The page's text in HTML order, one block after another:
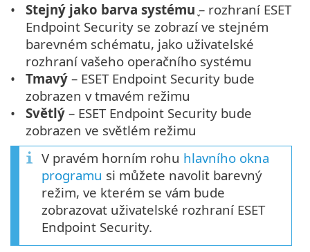
Stejný jako barva systému ֪– rozhraní ESET
Endpoint Security se zobrazí ve stejném
barevném schématu, jako uživatelské
rozhraní vašeho operačního systému
Tmavý – ESET Endpoint Security bude
zobrazen v tmavém režimu
Světlý – ESET Endpoint Security bude
zobrazen ve světlém režimu
V pravém horním rohu hlavního okna
programu si můžete navolit barevný
režim, ve kterém se vám bude
zobrazovat uživatelské rozhraní ESET
Endpoint Security.